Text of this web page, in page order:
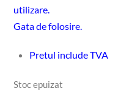
utilizare.
Gata de folosire.
Pretul include TVA
Stoc epuizat